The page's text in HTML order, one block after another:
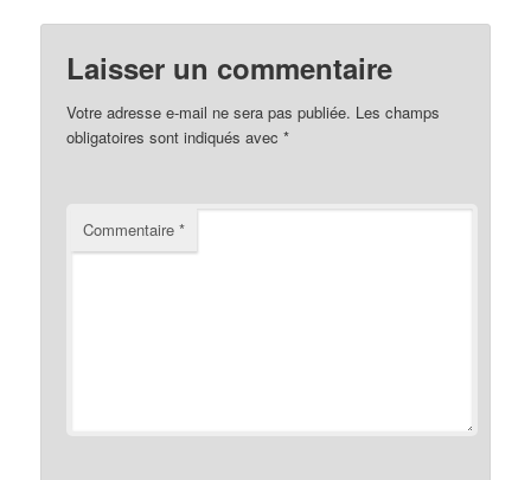
Laisser un commentaire
Votre adresse e-mail ne sera pas publiée. Les champs
obligatoires sont indiqués avec*
Commentaire*